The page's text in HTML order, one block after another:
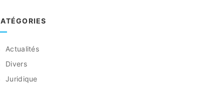
Actualités
Divers
Juridique